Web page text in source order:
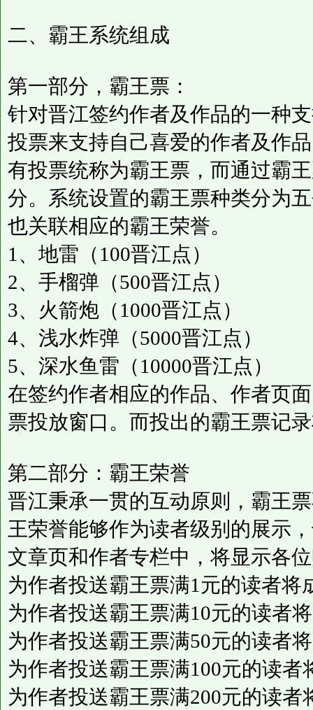
二、霸王系统组成
第一部分，霸王票：
针对晋江签约作者及作品的一种
投票来支持自己喜爱的作者及作
有投票统称为霸王票，而通过霸
分。系统设置的霸王票种类分为
也关联相应的霸王荣誉。
1、地雷（100晋江点）
2、手榴弹（500晋江点）
3、火箭炮（1000晋江点）
4、浅水炸弹（5000晋江点）
5、深水鱼雷（10000晋江点）
在签约作者相应的作品、作者页
票投放窗口。而投出的霸王票记
第二部分：霸王荣誉
晋江秉承一贯的互动原则，霸王
王荣誉能够作为读者级别的展示
文章页和作者专栏中，将显示各
为作者投送霸王票满1元的读者将
为作者投送霸王票满10元的读者
为作者投送霸王票满50元的读者
为作者投送霸王票满100元的读者
为作者投送霸王票满200元的读者